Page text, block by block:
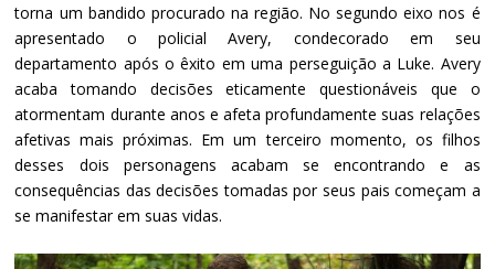
torna um bandido procurado na região. No segundo eixo nos é
apresentado o policial Avery, condecorado em seu
departamento após o êxito em uma perseguição a Luke. Avery
acaba tomando decisões eticamente questionáveis que o
atormentam durante anos e afeta profundamente suas relações
afetivas mais próximas. Em um terceiro momento, os filhos
desses dois personagens acabam se encontrando e as
consequências das decisões tomadas por seus pais começam a
se manifestar em suas vidas.